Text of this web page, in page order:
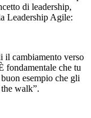
di leadership,
Leadership Agile:
il cambiamento verso
fondamentale che tu
esempio che gli
walk”.